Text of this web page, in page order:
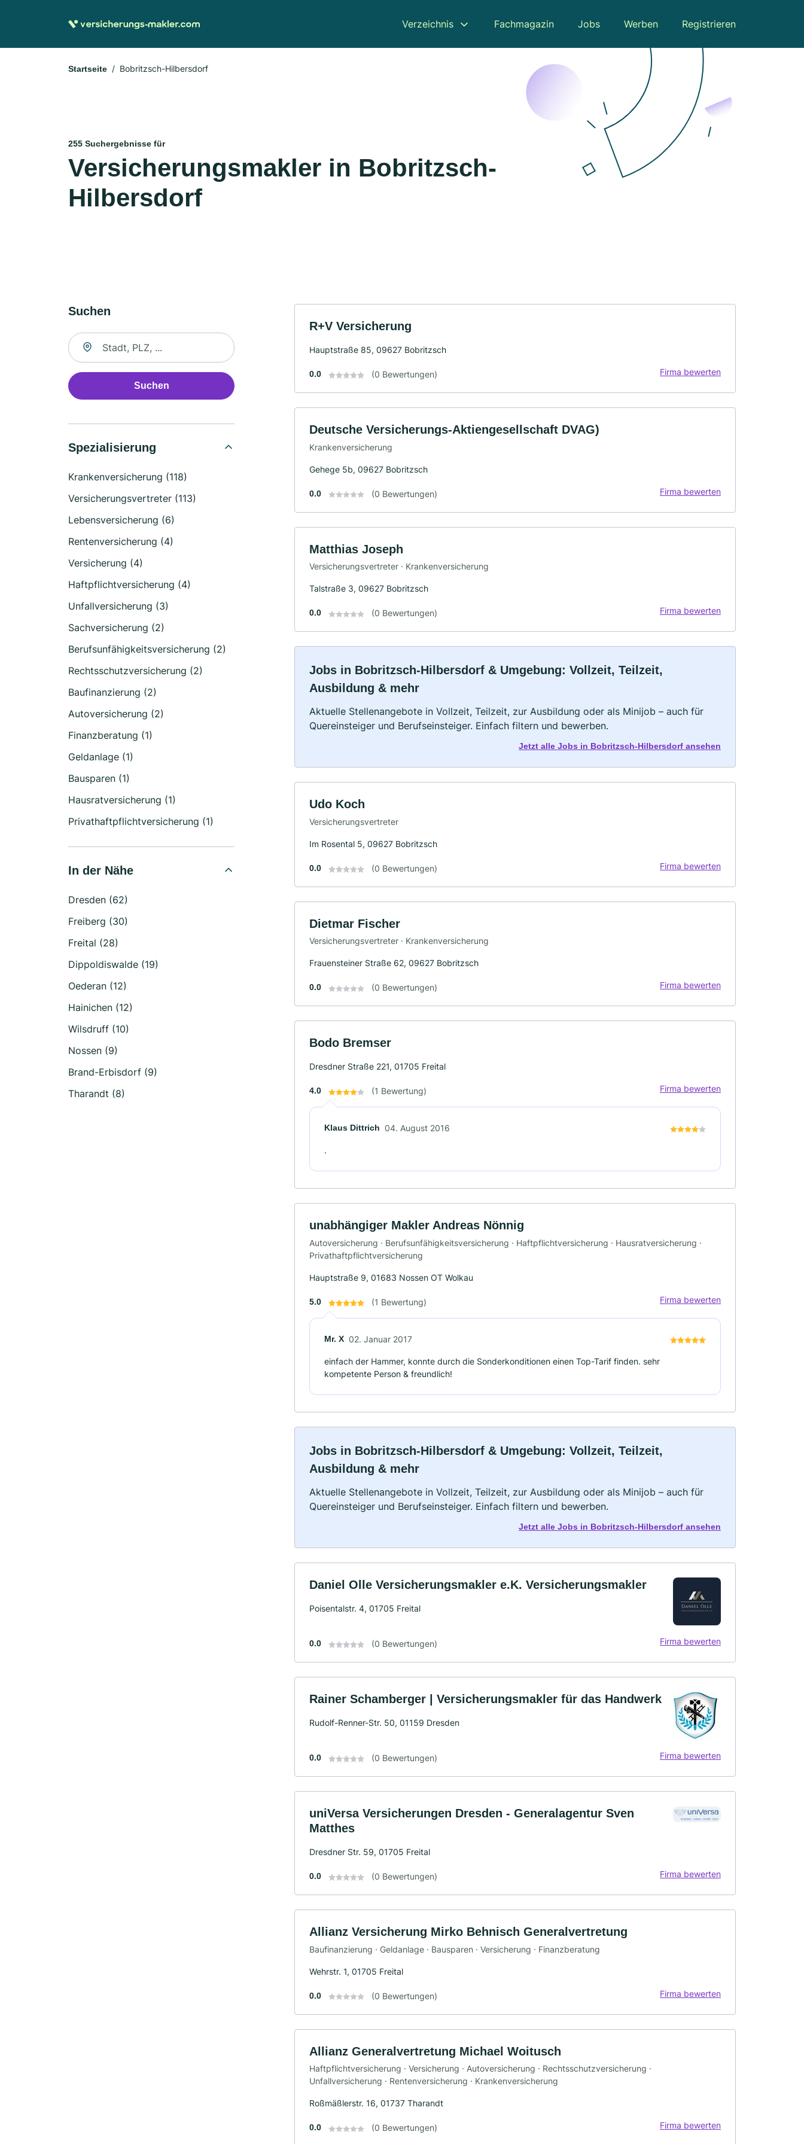
Verzeichnis Fachmagazin Jobs Werben Registrieren
Startseite Bobritzsch-Hilbersdorf
255 Suchergebnisse für
Versicherungsmakler in Bobritzsch-
Hilbersdorf
Suchen
Suche nach Ort
Suchen
Spezialisierung
Krankenversicherung (118)
Versicherungsvertreter (113)
Lebensversicherung (6)
Rentenversicherung (4)
Versicherung (4)
Haftpflichtversicherung (4)
Unfallversicherung (3)
Sachversicherung (2)
Berufsunfähigkeitsversicherung (2)
Rechtsschutzversicherung (2)
Baufinanzierung (2)
Autoversicherung (2)
Finanzberatung (1)
Geldanlage (1)
Bausparen (1)
Hausratversicherung (1)
Privathaftpflichtversicherung (1)
In der Nähe
Dresden (62)
Freiberg (30)
Freital (28)
Dippoldiswalde (19)
Oederan (12)
Hainichen (12)
Wilsdruff (10)
Nossen (9)
Brand-Erbisdorf (9)
Tharandt (8)
R+V Versicherung
Hauptstraße 85, 09627 Bobritzsch
0.0 (0 Bewertungen) Firma bewerten
Deutsche Versicherungs-Aktiengesellschaft DVAG)
Krankenversicherung
Gehege 5b, 09627 Bobritzsch
0.0 (0 Bewertungen) Firma bewerten
Matthias Joseph
Versicherungsvertreter · Krankenversicherung
Talstraße 3, 09627 Bobritzsch
0.0 (0 Bewertungen) Firma bewerten
Jobs in Bobritzsch-Hilbersdorf & Umgebung: Vollzeit, Teilzeit,
Ausbildung & mehr
Aktuelle Stellenangebote in Vollzeit, Teilzeit, zur Ausbildung oder als Minijob – auch für
Quereinsteiger und Berufseinsteiger. Einfach filtern und bewerben.
Jetzt alle Jobs in Bobritzsch-Hilbersdorf ansehen
Udo Koch
Versicherungsvertreter
Im Rosental 5, 09627 Bobritzsch
0.0 (0 Bewertungen) Firma bewerten
Dietmar Fischer
Versicherungsvertreter · Krankenversicherung
Frauensteiner Straße 62, 09627 Bobritzsch
0.0 (0 Bewertungen) Firma bewerten
Bodo Bremser
Dresdner Straße 221, 01705 Freital
4.0 (1 Bewertung) Firma bewerten
Klaus Dittrich 04. August 2016
.
unabhängiger Makler Andreas Nönnig
Autoversicherung · Berufsunfähigkeitsversicherung · Haftpflichtversicherung · Hausratversicherung ·
Privathaftpflichtversicherung
Hauptstraße 9, 01683 Nossen OT Wolkau
5.0 (1 Bewertung) Firma bewerten
Mr. X 02. Januar 2017
einfach der Hammer, konnte durch die Sonderkonditionen einen Top-Tarif finden. sehr
kompetente Person & freundlich!
Jobs in Bobritzsch-Hilbersdorf & Umgebung: Vollzeit, Teilzeit,
Ausbildung & mehr
Aktuelle Stellenangebote in Vollzeit, Teilzeit, zur Ausbildung oder als Minijob – auch für
Quereinsteiger und Berufseinsteiger. Einfach filtern und bewerben.
Jetzt alle Jobs in Bobritzsch-Hilbersdorf ansehen
Daniel Olle Versicherungsmakler e.K. Versicherungsmakler
Poisentalstr. 4, 01705 Freital
0.0 (0 Bewertungen) Firma bewerten
Rainer Schamberger | Versicherungsmakler für das Handwerk
Rudolf-Renner-Str. 50, 01159 Dresden
0.0 (0 Bewertungen) Firma bewerten
uniVersa Versicherungen Dresden - Generalagentur Sven
Matthes
Dresdner Str. 59, 01705 Freital
0.0 (0 Bewertungen) Firma bewerten
Allianz Versicherung Mirko Behnisch Generalvertretung
Baufinanzierung · Geldanlage · Bausparen · Versicherung · Finanzberatung
Wehrstr. 1, 01705 Freital
0.0 (0 Bewertungen) Firma bewerten
Allianz Generalvertretung Michael Woitusch
Haftpflichtversicherung · Versicherung · Autoversicherung · Rechtsschutzversicherung ·
Unfallversicherung · Rentenversicherung · Krankenversicherung
Roßmäßlerstr. 16, 01737 Tharandt
0.0 (0 Bewertungen) Firma bewerten